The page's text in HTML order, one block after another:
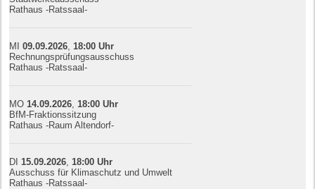
Rathaus -Ratssaal-
MI09.09.2026 18:00 Uhr
Rechnungsprüfungsausschuss
Rathaus -Ratssaal-
MO 14.09.2026 18:00 Uhr
BfM-Fraktionssitzung
Rathaus -Raum Altendorf-
DI 15.09.2026 18:00 Uhr
Ausschuss für Klimaschutz und Umwelt
Rathaus -Ratssaal-